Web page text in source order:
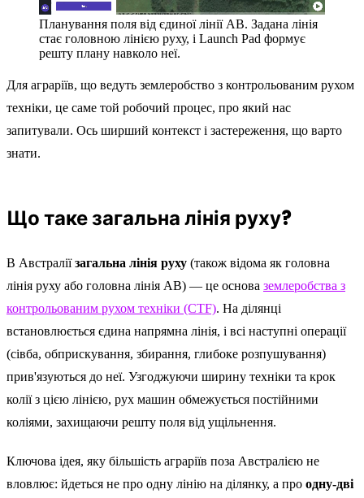
Планування поля від єдиної лінії AB. Задана лінія
стає головною лінією руху, і Launch Pad формує
решту плану навколо неї.
Для аграріїв, що ведуть землеробство з контрольованим рухом
техніки, це саме той робочий процес, про який нас
запитували. Ось ширший контекст і застереження, що варто
знати.
Що таке загальна лінія руху?
В Австраліїзагальна лінія руху (також відома як головна
лінія руху або головна лінія AB) — це основа землеробства з
контрольованим рухом техніки (CTF). На ділянці
встановлюється єдина напрямна лінія, і всі наступні операції
(сівба, обприскування, збирання, глибоке розпушування)
прив'язуються до неї. Узгоджуючи ширину техніки та крок
колії з цією лінією, рух машин обмежується постійними
коліями, захищаючи решту поля від ущільнення.
Ключова ідея, яку більшість аграріїв поза Австралією не
вловлює: йдеться не про одну лінію на ділянку, а про одну-дві